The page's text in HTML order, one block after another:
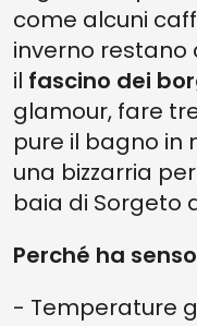
come alcuni
inverno restano
il fascino dei
glamour, fare
pure il bagno in
una bizzarria
baia di Sorgeto
Perché ha
- Temperature